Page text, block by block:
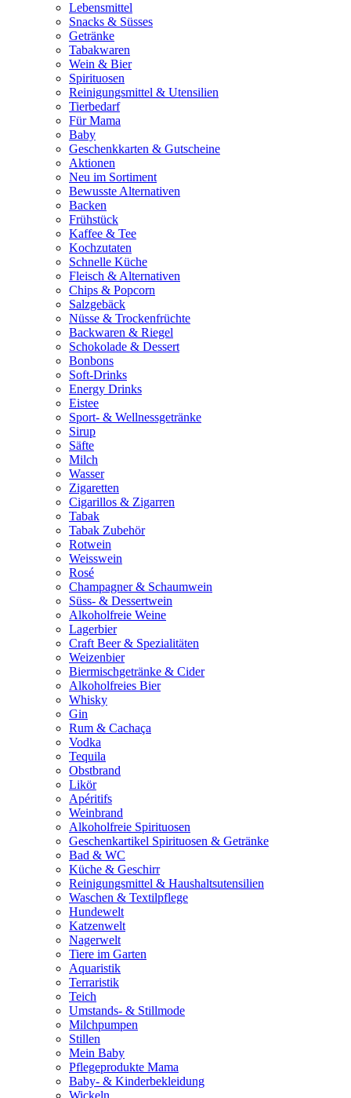
Lebensmittel
Snacks & Süsses
Getränke
Tabakwaren
Wein & Bier
Spirituosen
Reinigungsmittel & Utensilien
Tierbedarf
Für Mama
Baby
Geschenkkarten & Gutscheine
Aktionen
Neu im Sortiment
Bewusste Alternativen
Backen
Frühstück
Kaffee & Tee
Kochzutaten
Schnelle Küche
Fleisch & Alternativen
Chips & Popcorn
Salzgebäck
Nüsse & Trockenfrüchte
Backwaren & Riegel
Schokolade & Dessert
Bonbons
Soft-Drinks
Energy Drinks
Eistee
Sport- & Wellnessgetränke
Sirup
Säfte
Milch
Wasser
Zigaretten
Cigarillos & Zigarren
Tabak
Tabak Zubehör
Rotwein
Weisswein
Rosé
Champagner & Schaumwein
Süss- & Dessertwein
Alkoholfreie Weine
Lagerbier
Craft Beer & Spezialitäten
Weizenbier
Biermischgetränke & Cider
Alkoholfreies Bier
Whisky
Gin
Rum & Cachaça
Vodka
Tequila
Obstbrand
Likör
Apéritifs
Weinbrand
Alkoholfreie Spirituosen
Geschenkartikel Spirituosen & Getränke
Bad & WC
Küche & Geschirr
Reinigungsmittel & Haushaltsutensilien
Waschen & Textilpflege
Hundewelt
Katzenwelt
Nagerwelt
Tiere im Garten
Aquaristik
Terraristik
Teich
Umstands- & Stillmode
Milchpumpen
Stillen
Mein Baby
Pflegeprodukte Mama
Baby- & Kinderbekleidung
Wickeln